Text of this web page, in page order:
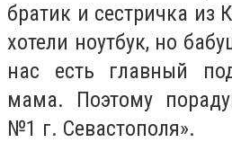
братик и сестричка
хотели ноутбук, но
нас есть главный
мама. Поэтому
№1 г. Севастополя».